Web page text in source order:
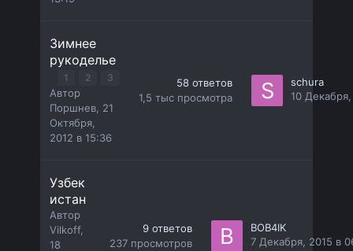
Зимнее
рукоделье
1 2 3
Автор
Поршнев 21
Октября,
2012 в 15:36
58 ответов
1,5 тыс просмотра
schura
10
Узбек
истан
Автор
Vilkoff,
18
9 ответов
237 просмотров
BOB4IK
7 Декабря, 2015 в